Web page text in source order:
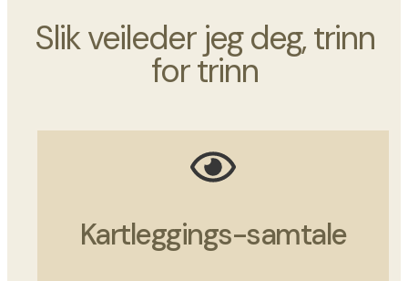
Slik veileder jeg deg, trinn
for trinn
Kartleggings-samtale